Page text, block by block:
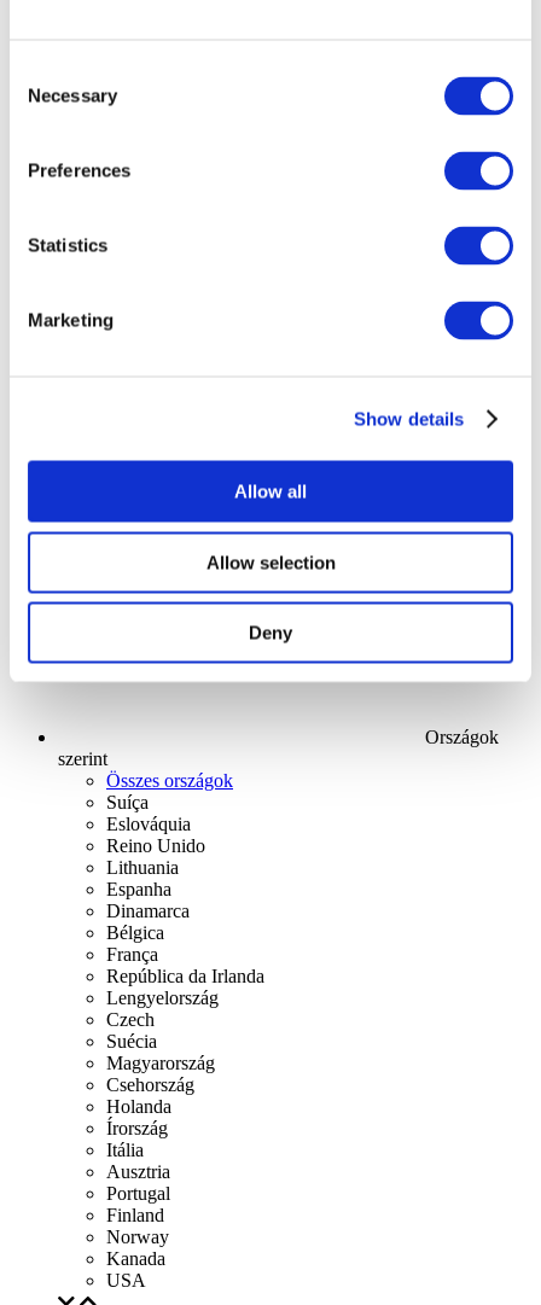
Selection
Necessary
Preferences
Statistics
Marketing
Show details
Allow all
Allow selection
Deny
Összes
Concertos
Alkalmaz
Országok
szerint
Összes országok
Suíça
Eslováquia
Reino Unido
Lithuania
Espanha
Dinamarca
Bélgica
França
República da Irlanda
Lengyelország
Czech
Suécia
Magyarország
Csehország
Holanda
Írország
Itália
Ausztria
Portugal
Finland
Norway
Kanada
USA